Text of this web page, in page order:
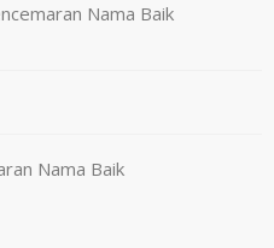
Nama Baik
Nama Baik